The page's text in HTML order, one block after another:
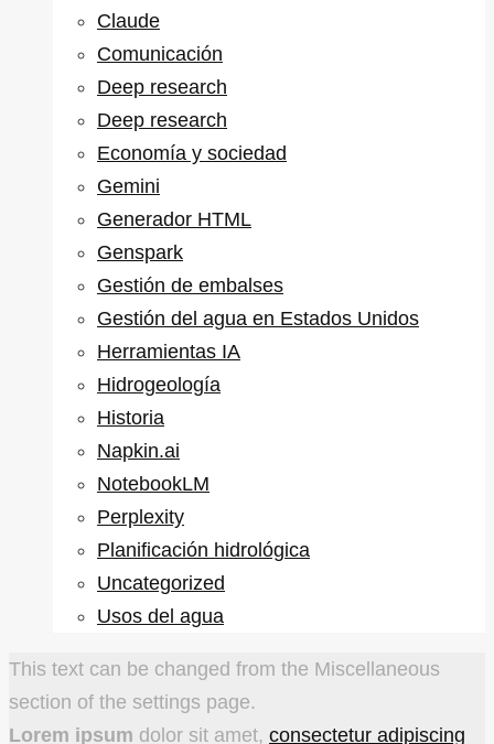
Claude
Comunicación
Deep research
Deep research
Economía y sociedad
Gemini
Generador HTML
Genspark
Gestión de embalses
Gestión del agua en Estados Unidos
Herramientas IA
Hidrogeología
Historia
Napkin.ai
NotebookLM
Perplexity
Planificación hidrológica
Uncategorized
Usos del agua
This text can be changed from the Miscellaneous
section of the settings page.
Lorem ipsum dolor sit amet, consectetur adipiscing